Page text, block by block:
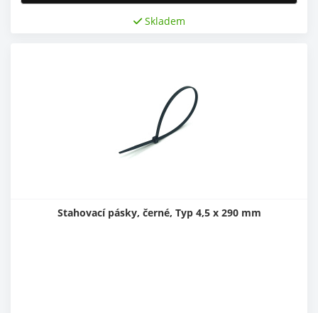
Skladem
Stahovací pásky, černé, Typ 4,5 x 290 mm